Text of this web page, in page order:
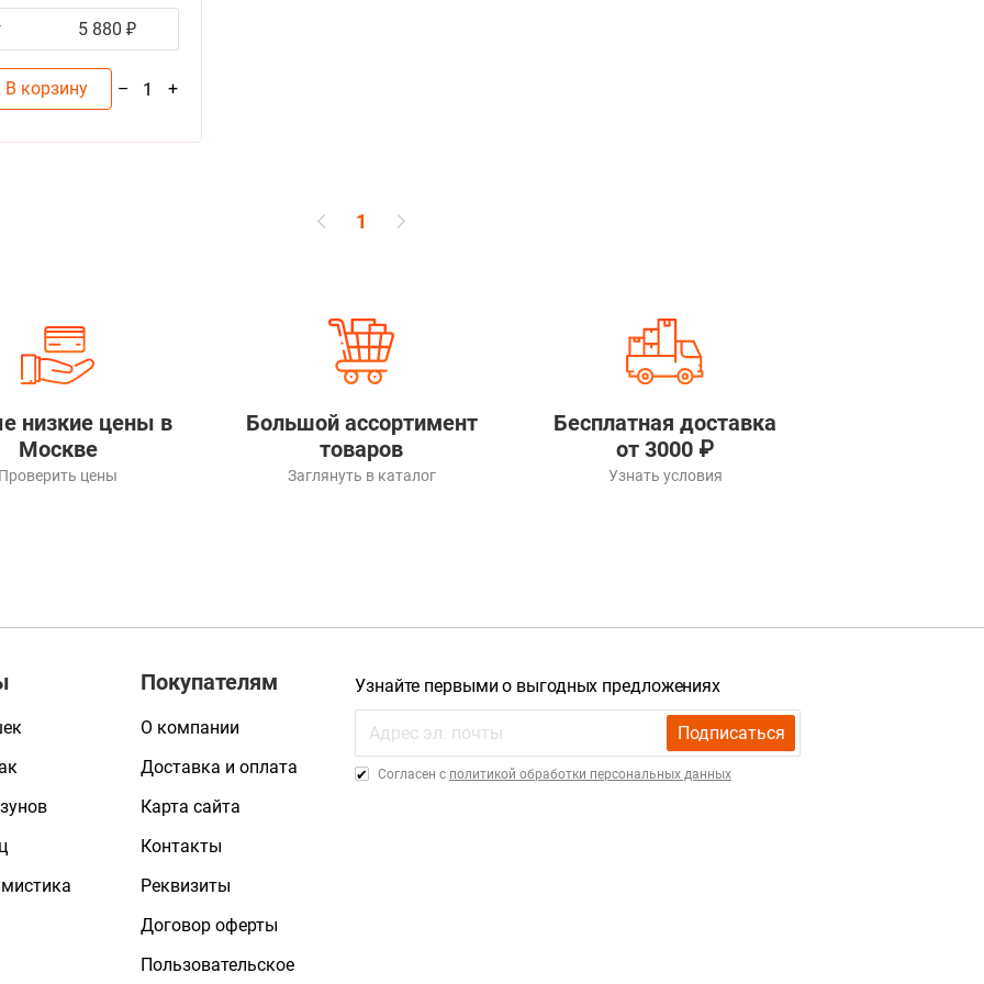
5 880 ₽
В корзину – 1 +
1
низкие цены в
Москве
Проверить цены
Большой ассортимент
товаров
Заглянуть в каталог
Бесплатная доставка
от 3000 ₽
Узнать условия
Покупателям
О компании
Доставка и оплата
Карта сайта
Контакты
Реквизиты
Договор оферты
Пользовательское
Узнайте первыми о выгодных предложениях
Подписаться
Cогласен с политикой обработки персональных данных